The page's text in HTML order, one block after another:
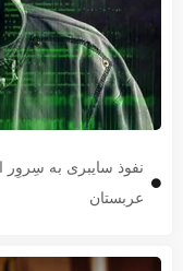
عربستان